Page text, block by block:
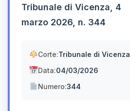
Tribunale di Vicenza, 4
marzo 2026, n. 344
Corte:Tribunale di Vicenza
Data:04/03/2026
Numero:344